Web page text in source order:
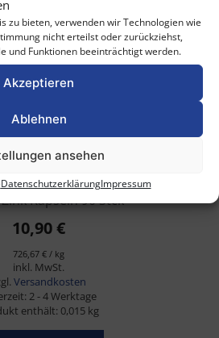
zu bieten, verwenden wir Technologien wie
nicht erteilst oder zurückziehst,
und Funktionen beeinträchtigt werden.
Akzeptieren
Ablehnen
ansehen
DatenschutzerklärungImpressum
Kapseln 90 Stck
10,90€
726,67 € / kg
inkl. MwSt.
Versandkosten
2 - 4 Werktage
enthält: 0,015 kg